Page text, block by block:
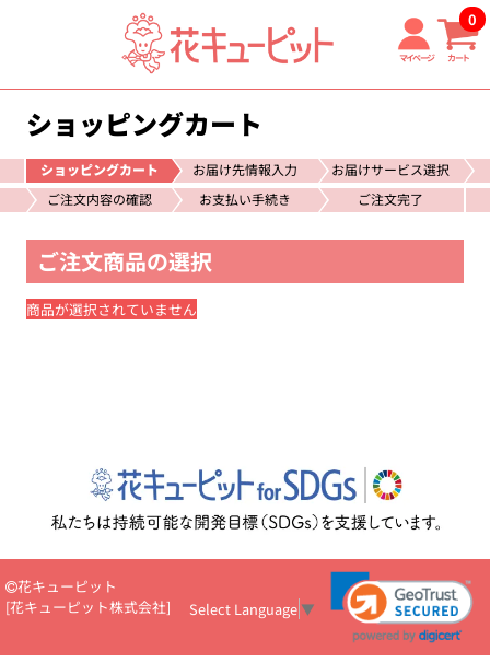
マイページ カート
0
ショッピングカート
ショッピングカート お届け先情報入力
お届けサービス選択
ご注文内容の確認
お支払い手続き ご注文完了
ご注文商品の選択
商品が選択されていません
花キューピット
[花キューピット株式会社] Select Language▼